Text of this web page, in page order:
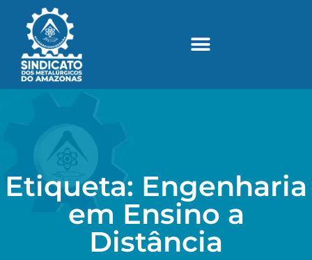
Etiqueta: Engenharia
em Ensino a
Distância